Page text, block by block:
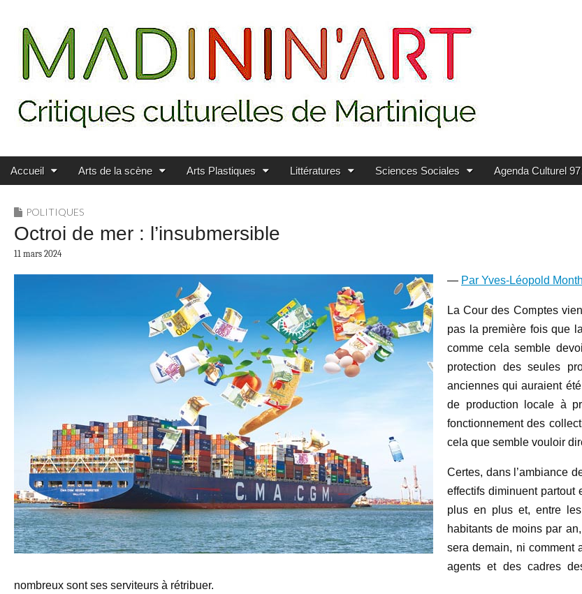
MADININ'ART
Main menu
Skip to content
Accueil Arts de la scène Arts Plastiques Littératures Sciences Sociales Agenda Culturel
POLITIQUES
Octroi de mer : l’insubmersible
11 mars 2024
— Par Yves-Léopold
La Cour des Comptes
pas la première fois que
comme cela semble
protection des seules
anciennes qui auraient
de production locale à
fonctionnement des
cela que semble vouloir
Certes, dans l’ambiance
effectifs diminuent partout
plus en plus et, entre
habitants de moins par
sera demain, ni comment
agents et des cadres
nombreux sont ses serviteurs à rétribuer.